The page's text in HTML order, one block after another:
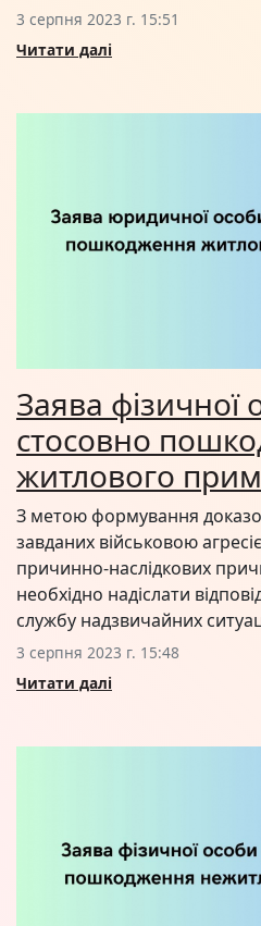
3 серпня 2023 г. 15:51
Читати далі
Заява
стосовно
житлового
З метою формування
завданих військовою
причинно-наслідкових
необхідно надіслати
службу надзвичайних
3 серпня 2023 г. 15:48
Читати далі